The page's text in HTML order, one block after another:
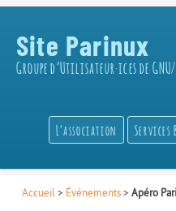
Site Parinux
Groupe d’Utilisateur·ices de
L’association Services
Accueil > Événements> Apéro